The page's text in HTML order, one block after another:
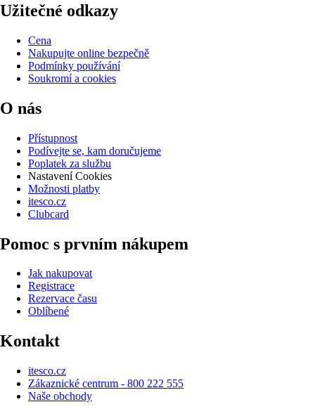
Užitečné odkazy
Cena
Nakupujte online bezpečně
Podmínky používání
Soukromí a cookies
O nás
Přístupnost
Podívejte se, kam doručujeme
Poplatek za službu
Nastavení Cookies
Možnosti platby
itesco.cz
Clubcard
Pomoc s prvním nákupem
Jak nakupovat
Registrace
Rezervace času
Oblíbené
Kontakt
itesco.cz
Zákaznické centrum - 800 222 555
Naše obchody